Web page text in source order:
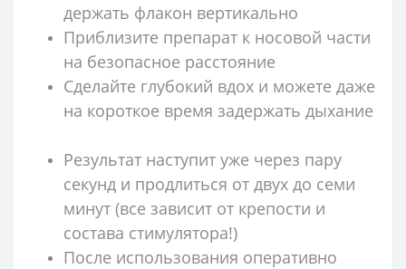
держать флакон вертикально
Приблизите препарат к носовой части
на безопасное расстояние
Сделайте глубокий вдох и можете даже
на короткое время задержать дыхание
Результат наступит уже через пару
секунд и продлиться от двух до семи
минут (все зависит от крепости и
состава стимулятора!)
После использования оперативно